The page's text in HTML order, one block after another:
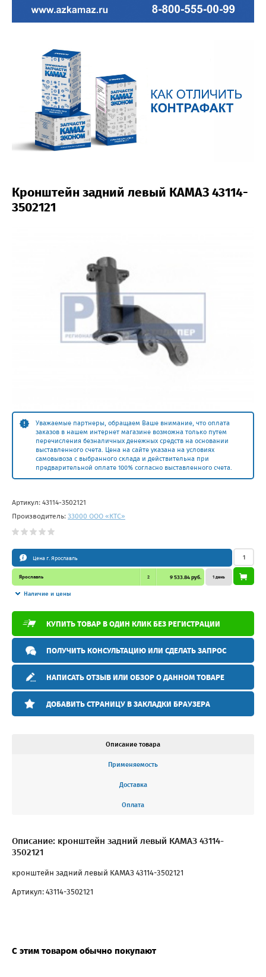
Кронштейн задний левый КАМАЗ 43114-
3502121
Уважаемые партнеры, обращаем Ваше внимание, что оплата
заказов в нашем интернет магазине возможна только путем
перечисления безналичных денежных средств на основании
выставленного счета. Цена на сайте указана на условиях
самовывоза с выбранного склада и действительна при
предварительной оплате 100% согласно выставленного счета.
Артикул: 43114-3502121
Производитель: 33000 ООО «КТС»
Цена г. Ярославль
Ярославль 2 9 533.84 руб.
Наличие и цены
1 день
КУПИТЬ ТОВАР В ОДИН КЛИК БЕЗ РЕГИСТРАЦИИ
ПОЛУЧИТЬ КОНСУЛЬТАЦИЮ ИЛИ СДЕЛАТЬ ЗАПРОС
НАПИСАТЬ ОТЗЫВ ИЛИ ОБЗОР О ДАННОМ ТОВАРЕ
ДОБАВИТЬ СТРАНИЦУ В ЗАКЛАДКИ БРАУЗЕРА
Описание товара
Применяемость
Доставка
Оплата
Описание: кронштейн задний левый КАМАЗ 43114-
3502121
кронштейн задний левый КАМАЗ 43114-3502121
Артикул: 43114-3502121
С этим товаром обычно покупают